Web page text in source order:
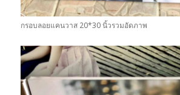
กรอบลอยแคนวาส 20*30 นิ้วรวมอัดภาพ